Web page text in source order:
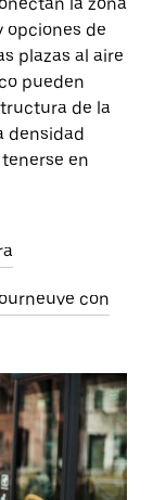
opciones de
plazas al aire
pueden
de la
densidad
en
con